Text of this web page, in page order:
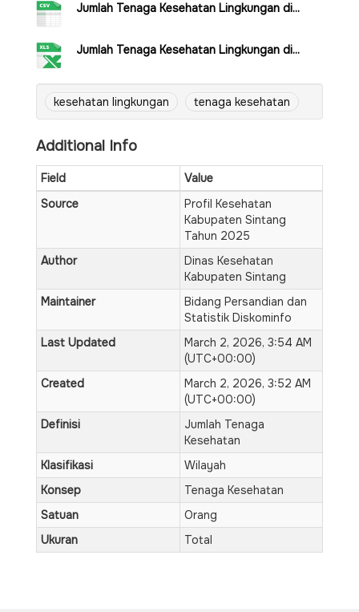
Jumlah Tenaga Kesehatan Lingkungan di...
Jumlah Tenaga Kesehatan Lingkungan di...
kesehatan lingkungan tenaga kesehatan
Additional Info
Field
Value
Source
Profil Kesehatan
Kabupaten Sintang
Tahun 2025
Author
Dinas Kesehatan
Kabupaten Sintang
Maintainer
Bidang Persandian dan
Statistik Diskominfo
Last Updated
March 2, 2026, 3:54 AM
(UTC+00:00)
Created
March 2, 2026, 3:52 AM
(UTC+00:00)
Definisi
Jumlah Tenaga
Kesehatan
Klasifikasi
Wilayah
Konsep
Tenaga Kesehatan
Satuan
Orang
Ukuran
Total